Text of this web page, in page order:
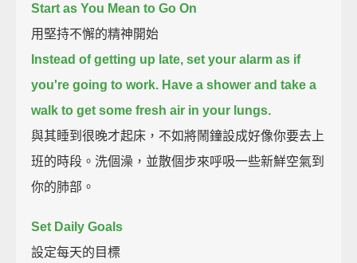
Start as You Mean to Go On
用堅持不懈的精神開始
Instead of getting up late, set your alarm as if
you're going to work. Have a shower and take a
walk to get some fresh air in your lungs.
與其睡到很晚才起床，不如將鬧鐘設成好像你要去上
班的時段。洗個澡，並散個步來呼吸一些新鮮空氣到
你的肺部。
Set Daily Goals
設定每天的目標